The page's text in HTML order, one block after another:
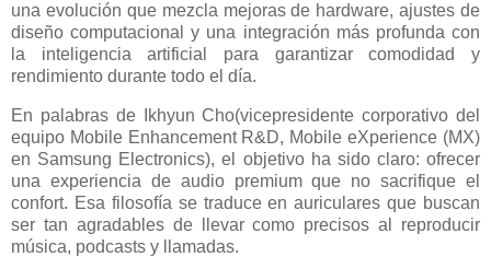
una evolución que mezcla mejoras de hardware, ajustes de
diseño computacional y una integración más profunda con
la inteligencia artificial para garantizar comodidad y
rendimiento durante todo el día.
En palabras de Ikhyun Cho(vicepresidente corporativo del
equipo Mobile Enhancement R&D, Mobile eXperience (MX)
en Samsung Electronics), el objetivo ha sido claro: ofrecer
una experiencia de audio premium que no sacrifique el
confort. Esa filosofía se traduce en auriculares que buscan
ser tan agradables de llevar como precisos al reproducir
música, podcasts y llamadas.